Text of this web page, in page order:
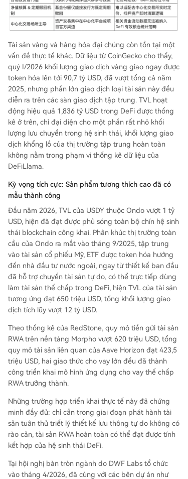
Tài sản vàng và hàng hóa đại chúng còn tồn tại một
vấn đề thực tế khác. Dữ liệu từ CoinGecko cho thấy,
quý I/2026 khối lượng giao dịch vàng giao ngay được
token hóa lên tới 90,7 tỷ USD, đã vượt tổng cả năm
2025, nhưng phần lớn giao dịch loại tài sản này đều
diễn ra trên các sàn giao dịch tập trung. TVL hoạt
động hiệu quả 1,836 tỷ USD trong DeFi được thống
kê ở trên, chỉ đại diện cho một phần rất nhỏ khối
lượng lưu chuyển trong hệ sinh thái, khối lượng giao
dịch khổng lồ của thị trường tập trung hoàn toàn
không nằm trong phạm vi thống kê dữ liệu của
DeFiLlama.
Kỳ vọng tích cực: Sản phẩm tương thích cao đã có
mẫu thành công
Đầu năm 2026, TVL của USDY thuộc Ondo vượt 1 tỷ
USD, hiện đã đạt được phủ sóng toàn bộ chín hệ sinh
thái blockchain công khai. Phân khúc thị trường toàn
cầu của Ondo ra mắt vào tháng 9/2025, tập trung
vào tài sản cổ phiếu Mỹ, ETF được token hóa hướng
đến nhà đầu tư nước ngoài, ngay từ thiết kế ban đầu
đã hỗ trợ chuyển tài sản tự do, có thể trực tiếp dùng
làm tài sản thế chấp trong DeFi, hiện TVL của tài sản
tương ứng đạt 650 triệu USD, tổng khối lượng giao
dịch tích lũy vượt 12 tỷ USD.
Theo thống kê của RedStone, quy mô tiền gửi tài sản
RWA trên nền tảng Morpho vượt 620 triệu USD, tổng
quy mô tài sản liên quan của Aave Horizon đạt 423,5
triệu USD, hai giao thức cho vay lớn đều đã thành
công triển khai mô hình ứng dụng cho vay thế chấp
RWA trưởng thành.
Những trường hợp triển khai thực tế này đã chứng
minh đầy đủ: chỉ cần trong giai đoạn phát hành tài
sản tuân thủ triết lý thiết kế lưu thông tự do không có
rào cản, tài sản RWA hoàn toàn có thể đạt được tính
kết hợp của hệ sinh thái DeFi.
Tại hội nghị bàn tròn ngành do DWF Labs tổ chức
vào tháng 4/2026, đã cùng với các bên dự án như